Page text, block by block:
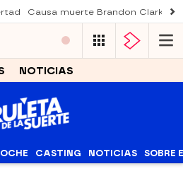
Causa muerte Brandon Clarke
NOTICIAS
CASTING NOTICIAS SOBRE